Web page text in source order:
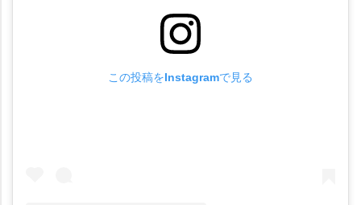
この投稿をInstagramで見る